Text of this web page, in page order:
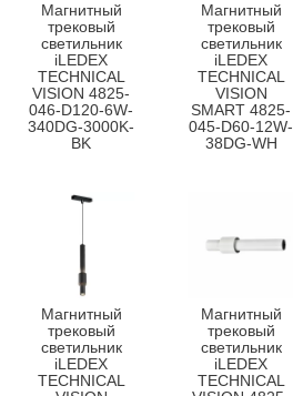
Магнитный
трековый
светильник
iLEDEX
TECHNICAL
VISION 4825-
046-D120-6W-
340DG-3000K-
BK
Магнитный
трековый
светильник
iLEDEX
TECHNICAL
VISION
SMART 4825-
045-D60-12W-
38DG-WH
Магнитный
трековый
светильник
iLEDEX
TECHNICAL
Магнитный
трековый
светильник
iLEDEX
TECHNICAL